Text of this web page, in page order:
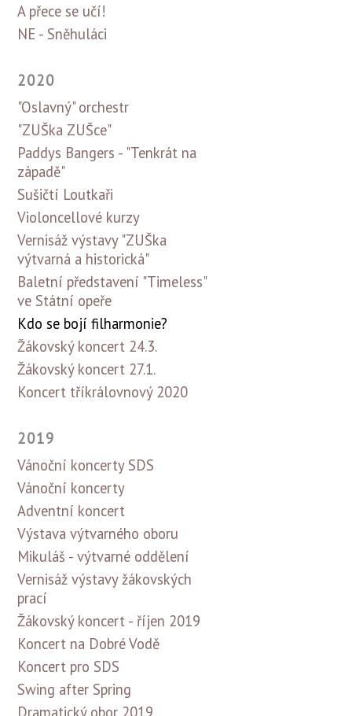
A přece se učí!
NE - Sněhuláci
2020
"Oslavný" orchestr
"ZUŠka ZUŠce"
Paddys Bangers - "Tenkrát na
západě"
Sušičtí Loutkaři
Violoncellové kurzy
Vernisáž výstavy "ZUŠka
výtvarná a historická"
Baletní představení "Timeless"
ve Státní opeře
Kdo se bojí filharmonie?
Žákovský koncert 24.3.
Žákovský koncert 27.1.
Koncert tříkrálovnový 2020
2019
Vánoční koncerty SDS
Vánoční koncerty
Adventní koncert
Výstava výtvarného oboru
Mikuláš - výtvarné oddělení
Vernisáž výstavy žákovských
prací
Žákovský koncert - říjen 2019
Koncert na Dobré Vodě
Koncert pro SDS
Swing after Spring
Dramatický obor 2019